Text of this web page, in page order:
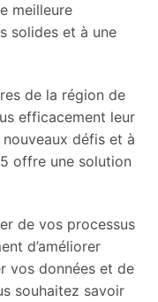
meilleure
solides et à une
de la région de
efficacement leur
défis et à
offre une solution
de vos processus
d’améliorer
vos données et de
souhaitez savoir